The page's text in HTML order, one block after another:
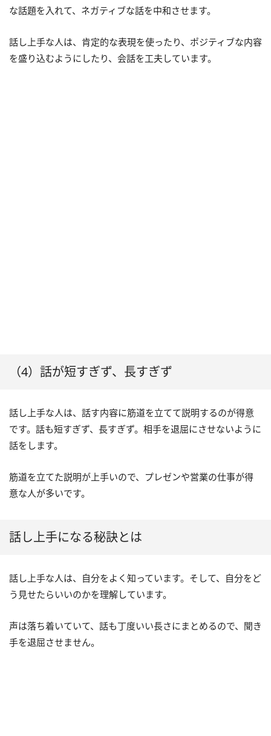
な話題を入れて、ネガティブな話を中和させます。
話し上手な人は、肯定的な表現を使ったり、ポジティブな内容
を盛り込むようにしたり、会話を工夫しています。
（4）話が短すぎず、長すぎず
話し上手な人は、話す内容に筋道を立てて説明するのが得意
です。話も短すぎず、長すぎず。相手を退屈にさせないように
話をします。
筋道を立てた説明が上手いので、プレゼンや営業の仕事が得
意な人が多いです。
話し上手になる秘訣とは
話し上手な人は、自分をよく知っています。そして、自分をど
う見せたらいいのかを理解しています。
声は落ち着いていて、話も丁度いい長さにまとめるので、聞き
手を退屈させません。